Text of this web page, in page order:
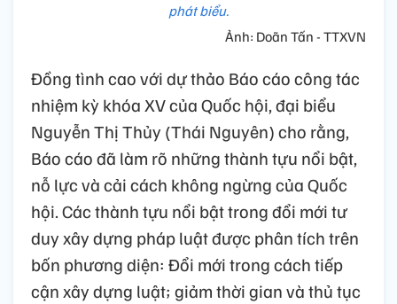
phát biểu.
Ảnh: Doãn Tấn - TTXVN
Đồng tình cao với dự thảo Báo cáo công tác
nhiệm kỳ khóa XV của Quốc hội, đại biểu
Nguyễn Thị Thủy (Thái Nguyên) cho rằng,
Báo cáo đã làm rõ những thành tựu nổi bật,
nỗ lực và cải cách không ngừng của Quốc
hội. Các thành tựu nổi bật trong đổi mới tư
duy xây dựng pháp luật được phân tích trên
bốn phương diện: Đổi mới trong cách tiếp
cận xây dựng luật; giảm thời gian và thủ tục